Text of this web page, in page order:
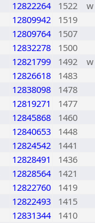
12822264 1522
w
12809942
1519
12809764
1507
12832278
1500
12821799 1492
w
12826618
1483
12838098
1478
12819271
1477
12845868
1460
12840653
1448
12824542
1441
12828491
1436
12828564
1421
12822760
1419
12822493
1415
12831344
1410